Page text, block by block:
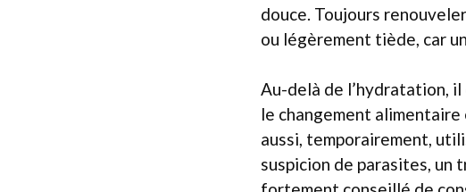
douce. Toujours
ou légèrement tiède, car
Au-delà de l’hydratation,
le changement
aussi, temporairement,
suspicion de parasites,